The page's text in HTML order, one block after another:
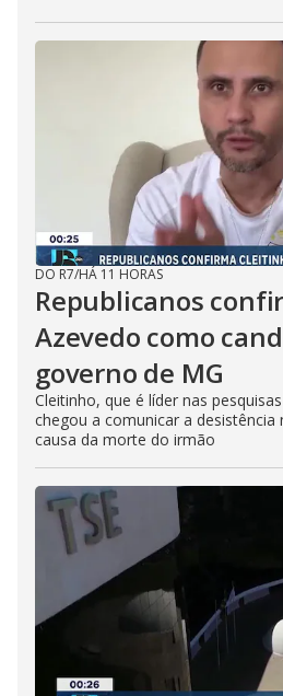
DO R7/HÁ 11 HORAS
Republicanos
Azevedo como
governo de MG
Cleitinho, que é líder nas
chegou a comunicar a
causa da morte do irmão